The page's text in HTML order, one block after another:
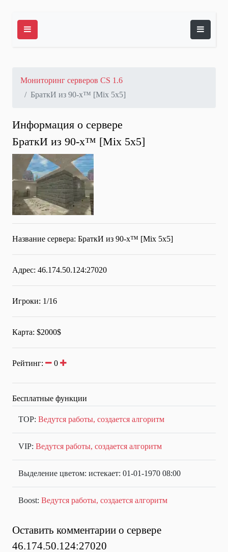
Мониторинг серверов CS 1.6
БраткИ из 90-х™ [Mix 5x5]
Информация о сервере
БраткИ из 90-х™ [Mix 5x5]
Название сервера: БраткИ из 90-х™ [Mix 5x5]
Адрес: 46.174.50.124:27020
Игроки: 1/16
Карта: $2000$
Рейтинг: 0
Бесплатные функции
TOP: Ведутся работы, создается алгоритм
VIP: Ведутся работы, создается алгоритм
Выделение цветом: истекает: 01-01-1970 08:00
Boost: Ведутся работы, создается алгоритм
Оставить комментарии о сервере
46.174.50.124:27020